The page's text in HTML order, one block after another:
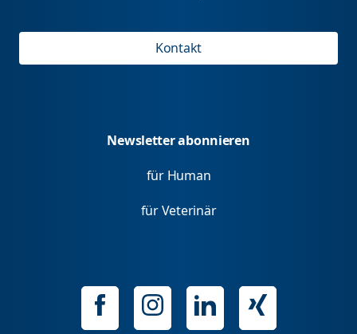
Kontakt
Newsletter abonnieren
für Human
für Veterinär